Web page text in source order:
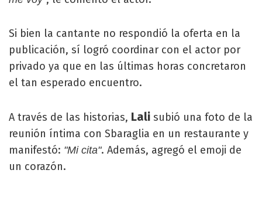
Si bien la cantante no respondió la oferta en la
publicación, sí logró coordinar con el actor por
privado ya que en las últimas horas concretaron
el tan esperado encuentro.
A través de las historias, Lali subió una foto de la
reunión íntima con Sbaraglia en un restaurante y
manifestó: "Mi cita". Además, agregó el emoji de
un corazón.